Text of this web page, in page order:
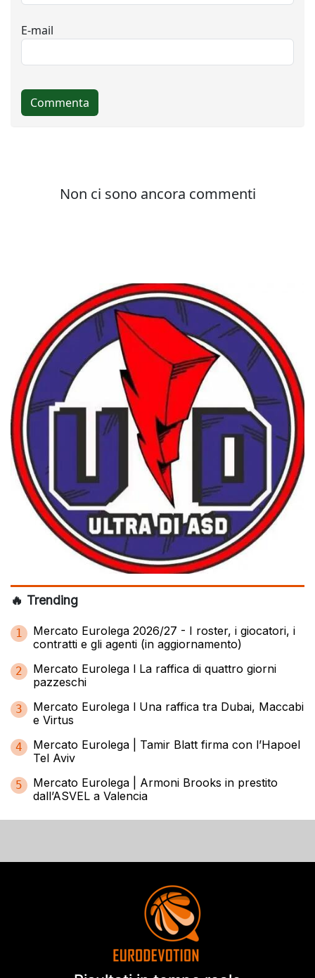
🔥 Trending
1
Mercato Eurolega 2026/27 - I roster, i giocatori, i
contratti e gli agenti (in aggiornamento)
2
Mercato Eurolega l La raffica di quattro giorni
pazzeschi
3
Mercato Eurolega l Una raffica tra Dubai, Maccabi
e Virtus
4
Mercato Eurolega | Tamir Blatt firma con l’Hapoel
Tel Aviv
5
Mercato Eurolega | Armoni Brooks in prestito
dall’ASVEL a Valencia